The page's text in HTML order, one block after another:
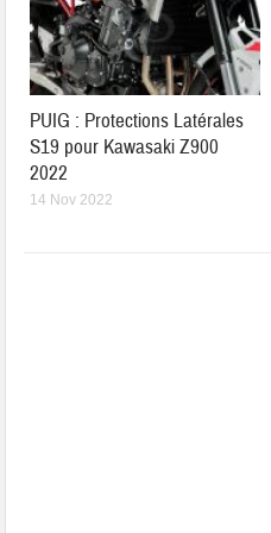
PUIG : Protections Latérales
S19 pour Kawasaki Z900
2022
14 Nov 2022